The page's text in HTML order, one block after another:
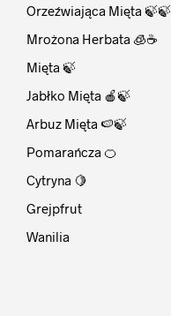
Orzeźwiająca Mięta 🍃🍃
Mrożona Herbata 🧊☕
Mięta 🍃
Jabłko Mięta 🍎🍃
Arbuz Mięta 🍉🍃
Pomarańcza 🍊
Cytryna 🍋
Grejpfrut
Wanilia